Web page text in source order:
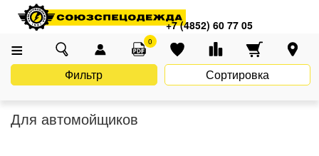
+7 (4852) 60 77 05
0
Главная Каталог Спецодежда Для автомойщиков
Для автомойщиков
Фильтр Сортировка